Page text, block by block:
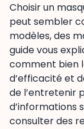
Choisir un
peut sembler
modèles, des
guide vous
comment bien
d’efficacité et
de l’entretenir
d’informations
consulter des